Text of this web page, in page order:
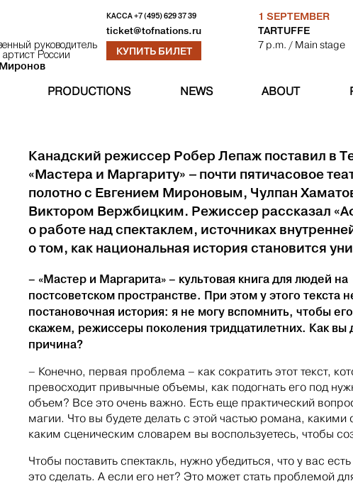
руководитель
России
КАССА+7 (495) 629 37 39
ticket@tofnations.ru
КУПИТЬ БИЛЕТ
1 SEPTEMBER
TARTUFFE
7 p.m. / Main stage
PRODUCTIONS NEWS ABOUT
Канадский режиссер Робер Лепаж поставил в
«Мастера и Маргариту» – почти пятичасовое
полотно с Евгением Мироновым, Чулпан
Виктором Вержбицким. Режиссер рассказал
о работе над спектаклем, источниках
о том, как национальная история становится
– «Мастер и Маргарита» – культовая книга для людей на
постсоветском пространстве. При этом у этого текста
постановочная история: я не могу вспомнить, чтобы
скажем, режиссеры поколения тридцатилетних. Как вы
причина?
– Конечно, первая проблема – как сократить этот текст,
превосходит привычные объемы, как подогнать его под
объем? Все это очень важно. Есть еще практический
магии. Что вы будете делать с этой частью романа, какими
каким сценическим словарем вы воспользуетесь, чтобы
Чтобы поставить спектакль, нужно убедиться, что у вас
это сделать. А если его нет? Это может стать проблемой